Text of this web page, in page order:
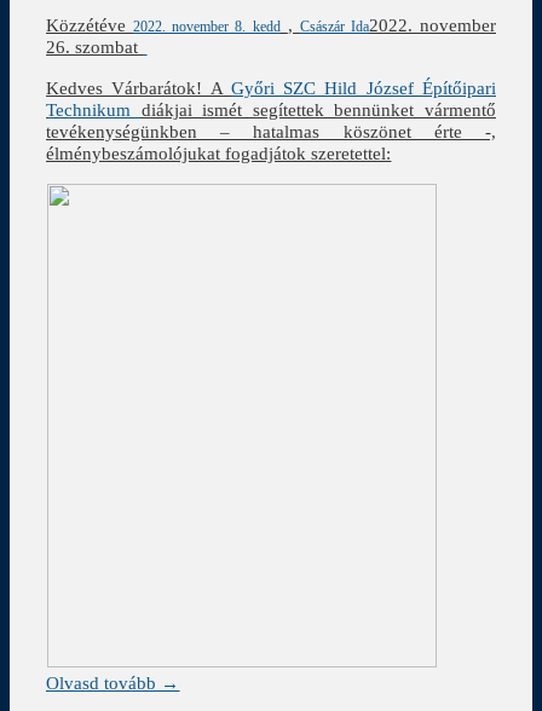
Közzétéve2022. november 8. kedd , Császár Ida2022. november
26. szombat
Kedves Várbarátok! A Győri SZC Hild József Építőipari
Technikum diákjai ismét segítettek bennünket vármentő
tevékenységünkben – hatalmas köszönet érte -,
élménybeszámolójukat fogadjátok szeretettel:
Olvasd tovább →